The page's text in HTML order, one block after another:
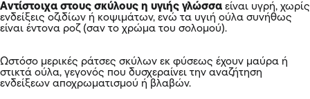
Αντίστοιχα στους σκύλους η υγιής γλώσσα είναι υγρή, χωρίς
ενδείξεις οζιδίων ή κοψιμάτων, ενώ τα υγιή ούλα συνήθως
είναι έντονα ροζ (σαν το χρώμα του σολομού).
Ωστόσο μερικές ράτσες σκύλων εκ φύσεως έχουν μαύρα ή
στικτά ούλα, γεγονός που δυσχεραίνει την αναζήτηση
ενδείξεων αποχρωματισμού ή βλαβών.